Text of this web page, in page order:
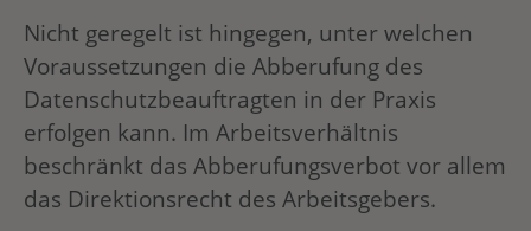
Nicht geregelt ist hingegen, unter welchen
Voraussetzungen die Abberufung des
Datenschutzbeauftragten in der Praxis
erfolgen kann. Im Arbeitsverhältnis
beschränkt das Abberufungsverbot vor allem
das Direktionsrecht des Arbeitsgebers.